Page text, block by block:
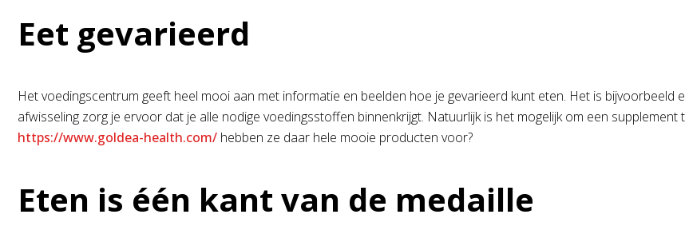
Eet gevarieerd
Het voedingscentrum geeft heel mooi aan met informatie en beelden hoe je gevarieerd kunt eten. Het is bijvoorbeeld
afwisseling zorg je ervoor dat je alle nodige voedingsstoffen binnenkrijgt. Natuurlijk is het mogelijk om een
https://www.goldea-health.com/ hebben ze daar hele mooie producten voor?
Eten is één kant van de medaille